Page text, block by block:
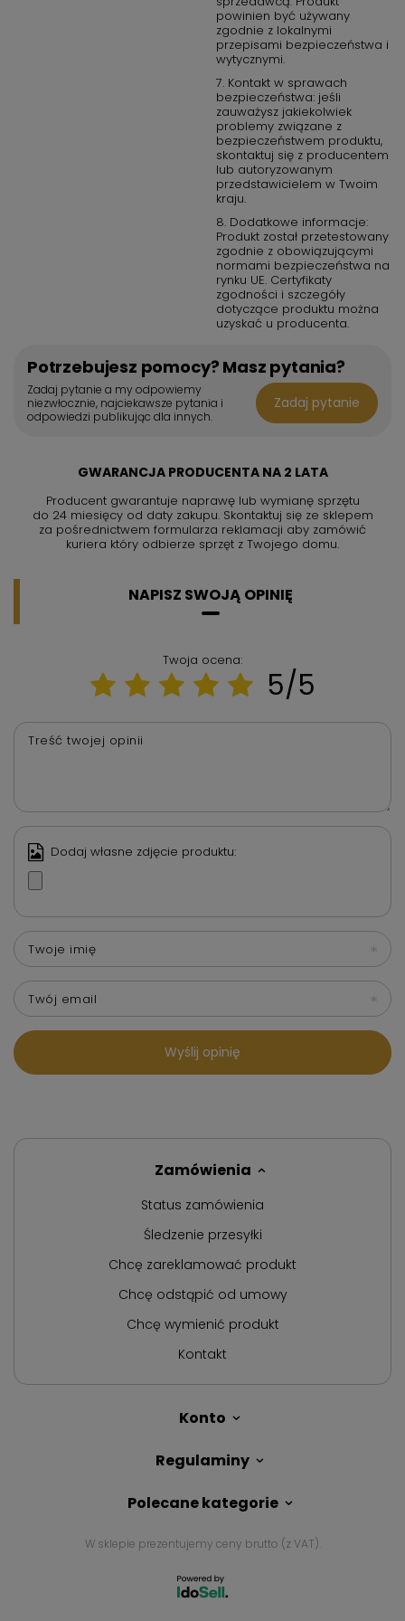
powinien być używany
zgodnie z lokalnymi
przepisami bezpieczeństwa i
wytycznymi.
7. Kontakt w sprawach
bezpieczeństwa: jeśli
zauważysz jakiekolwiek
problemy związane z
bezpieczeństwem produktu,
skontaktuj się z producentem
lub autoryzowanym
przedstawicielem w Twoim
kraju.
8. Dodatkowe informacje:
Produkt został przetestowany
zgodnie z obowiązującymi
normami bezpieczeństwa na
rynku UE. Certyfikaty
zgodności i szczegóły
dotyczące produktu można
uzyskać u producenta.
Potrzebujesz pomocy? Masz pytania?
Zadaj pytanie a my odpowiemy
niezwłocznie, najciekawsze pytania i
odpowiedzi publikując dla innych.
Zadaj pytanie
GWARANCJA PRODUCENTA NA 2 LATA
Producent gwarantuje naprawę lub wymianę sprzętu
do 24 miesięcy od daty zakupu. Skontaktuj się ze sklepem
za pośrednictwem formularza reklamacji aby zamówić
kuriera który odbierze sprzęt z Twojego domu.
NAPISZ SWOJĄ OPINIĘ
Twoja ocena:
5/5
Treść twojej opinii
Dodaj własne zdjęcie produktu:
Twoje imię
Twój email
Wyślij opinię
Zamówienia
Status zamówienia
Śledzenie przesyłki
Chcę zareklamować produkt
Chcę odstąpić od umowy
Chcę wymienić produkt
Kontakt
Konto
Regulaminy
Polecane kategorie
W sklepie prezentujemy ceny brutto (z VAT).